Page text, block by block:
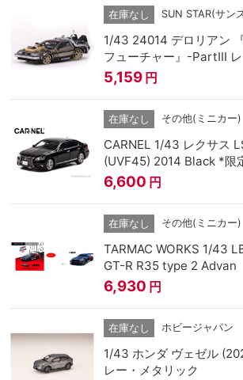
在庫なし SUN STAR(サン
1/43 24014 デロリアン 『バック トゥー ザ
フューチャー』-PartⅢ
5,159 円
在庫なし その他(ミニカー)
CARNEL 1/43 レクサス
(UVF45) 2014 Black *限
6,600 円
在庫なし その他(ミニカー)
TARMAC WORKS 1/43
GT-R R35 type 2 Advan
6,930 円
在庫なし ホビージャパン
1/43 ホンダ ヴェゼル
レー・メタリック